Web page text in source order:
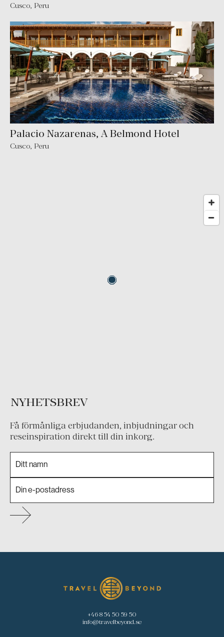
Cusco, Peru
Palacio Nazarenas, A Belmond Hotel
Cusco, Peru
NYHETSBREV
Få förmånliga erbjudanden, inbjudningar och
reseinspiration direkt till din inkorg.
+46 8 54 50 59 50
info@travelbeyond.se